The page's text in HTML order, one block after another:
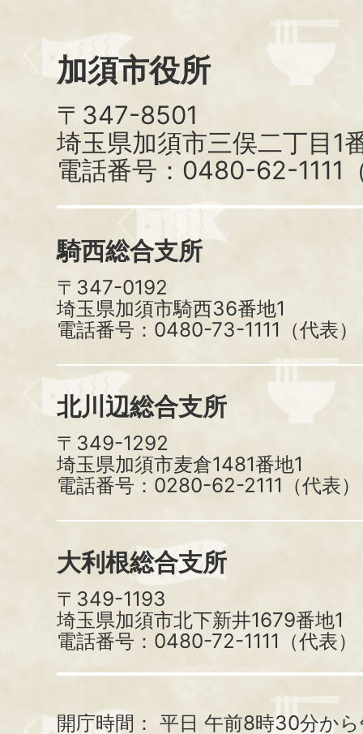
加須市役所
〒347-8501
埼玉県加須市三俣二丁目1
電話番号：0480-62-1111
騎西総合支所
〒347-0192
埼玉県加須市騎西36番地1
電話番号：0480-73-1111（代表）
北川辺総合支所
〒349-1292
埼玉県加須市麦倉1481番地1
電話番号：0280-62-2111（代表）
大利根総合支所
〒349-1193
埼玉県加須市北下新井1679番地1
電話番号：0480-72-1111（代表）
開庁時間： 平日 午前8時30分か